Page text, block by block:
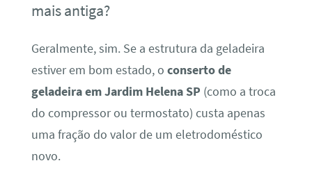
mais antiga?
Geralmente, sim. Se a estrutura da geladeira
estiver em bom estado, o conserto de
geladeira em Jardim Helena SP (como a troca
do compressor ou termostato) custa apenas
uma fração do valor de um eletrodoméstico
novo.